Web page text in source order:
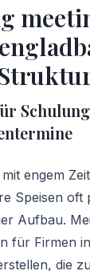
engem
Speisen oft
Aufbau.
für Firmen
die